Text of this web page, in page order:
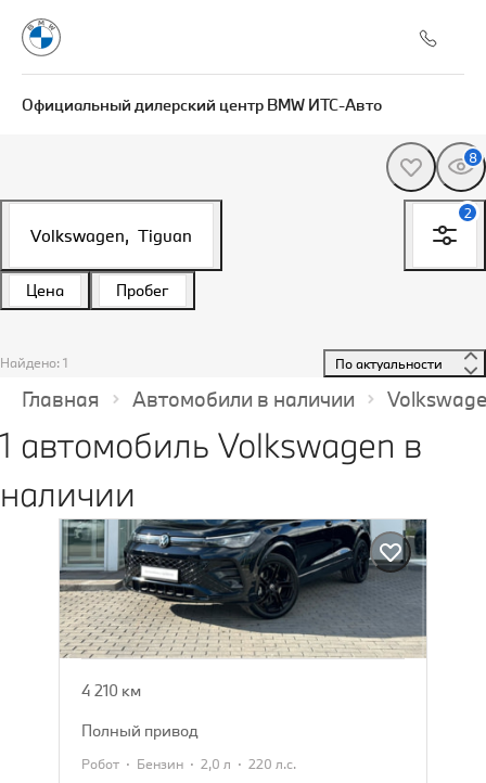
Официальный дилерский центр BMW ИТС-Авто
8
Volkswagen, Tiguan
2
Цена Пробег
Найдено: 1
Главная Автомобили в наличии
1 автомобиль Volkswagen в
наличии
Volkswagen Tiguan
2026
4 690 000 ₽
4 210 км
полный привод
Робот · Бензин · 2,0 л · 220 л.с.